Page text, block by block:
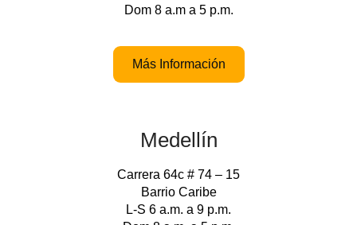
Dom 8 a.m a 5 p.m.
Más Información
Medellín
Carrera 64c # 74 – 15
Barrio Caribe
L-S 6 a.m. a 9 p.m.